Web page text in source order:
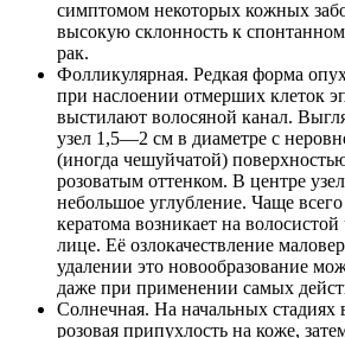
симптомом некоторых кожных
высокую склонность к
рак.
Фолликулярная. Редкая форма
при наслоении отмерших клеток
выстилают волосяной канал.
узел 1,5—2 см в диаметре с
(иногда чешуйчатой)
розоватым оттенком. В центре
небольшое углубление. Чаще
кератома возникает на
лице. Её озлокачествление
удалении это новообразование
даже при применении самых
Солнечная. На начальных стадиях
розовая припухлость на коже,